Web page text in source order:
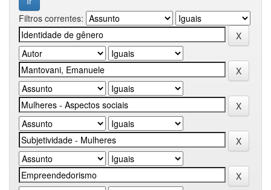
Filtros correntes: